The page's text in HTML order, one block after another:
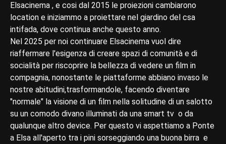
Elsacinema , e cosi dal 2015 le proiezioni cambiarono
location e iniziammo a proiettare nel giardino del csa
intifada, dove continua anche questo anno.
Nel 2025 per noi continuare Elsacinema vuol dire
riaffermare l'esigenza di creare spazi di comunità e di
socialità per riscoprire la bellezza di vedere un film in
compagnia, nonostante le piattaforme abbiano invaso le
nostre abitudini,trasformandole, facendo diventare
"normale" la visione di un film nella solitudine di un salotto
su un comodo divano illuminati da una smart tv o da
qualunque altro device. Per questo vi aspettiamo a Ponte
a Elsa all'aperto tra i pini sorseggiando una buona birra e